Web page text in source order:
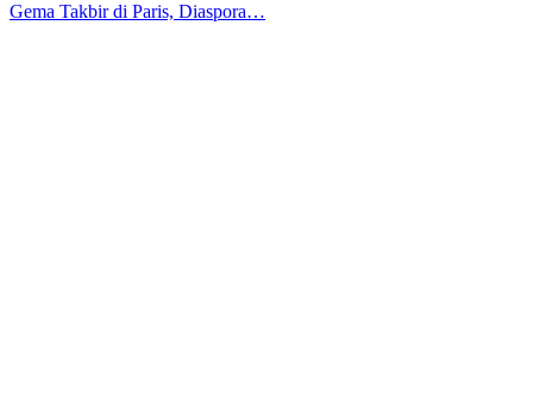
Gema Takbir di Paris, Diaspora…